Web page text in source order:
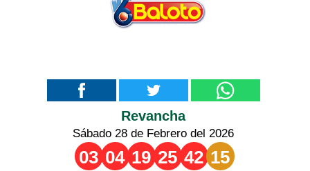
Revancha
Sábado 28 de Febrero del 2026
03 04 19 25 42 15